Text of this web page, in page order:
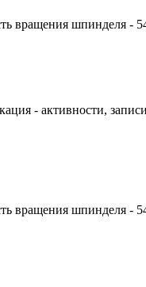
вращения шпинделя -
- активности,
вращения шпинделя -